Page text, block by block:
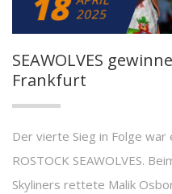
2025
SEAWOLVES
Frankfurt
Der vierte Sieg in Folge
ROSTOCK SEAWOLVES.
Skyliners rettete Malik